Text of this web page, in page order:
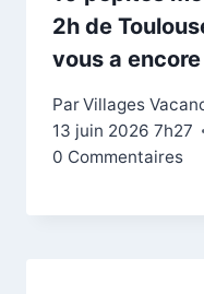
2h de
vous a
ParVillages
13 juin 2026 7h27
0 Commentaires